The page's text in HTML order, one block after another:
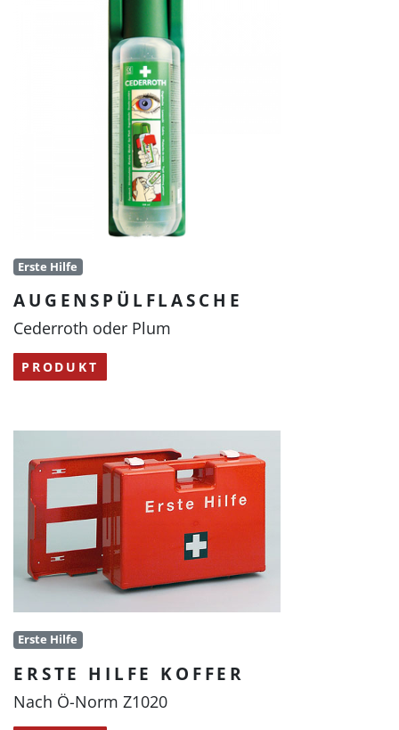
Erste Hilfe
AUGENSPÜLFLASCHE
Cederroth oder Plum
PRODUKT
Erste Hilfe
ERSTE HILFE KOFFER
Nach Ö-Norm Z1020